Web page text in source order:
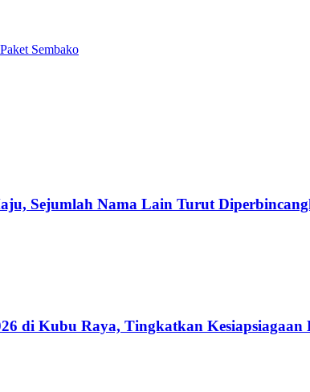
Sembako
Sejumlah Nama Lain Turut
di Kubu Raya, Tingkatkan Kesiapsiagaan